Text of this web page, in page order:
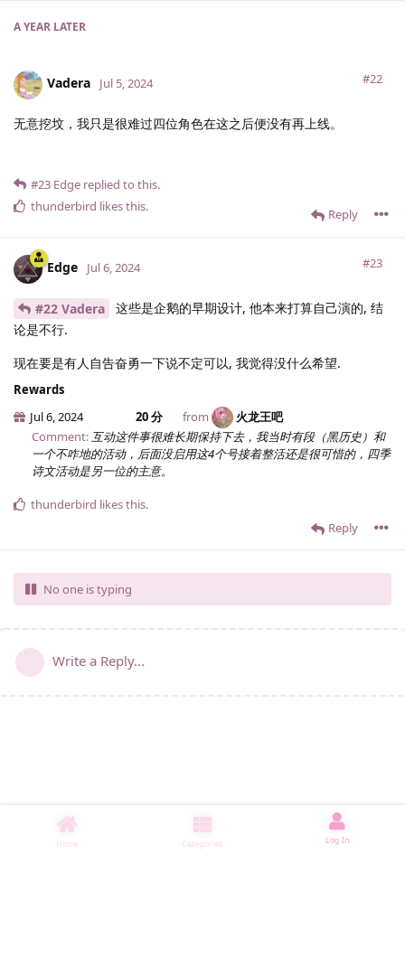
A YEAR LATER
Vadera #22
Jul 5, 2024
无意挖坟，我只是很难过四位角色在这之后便没有再上线。
Reply
#23 Edge replied to this.
thunderbird likes this.
Edge #23
Jul 6, 2024
#22 Vadera
这些是企鹅的早期设计, 他本来打算自己演的, 结
论是不行.
现在要是有人自告奋勇一下说不定可以, 我觉得没什么希望.
Rewards
Jul 6, 2024
20 分 from
火龙王吧
Comment:互动这件事很难长期保持下去，我当时有段（黑历史）和
一个不咋地的活动，后面没启用这4个号接着整活还是很可惜的，四季
诗文活动是另一位的主意。
Reply
thunderbird likes this.
No one is typing
Write a Reply...
Home Categories Log In